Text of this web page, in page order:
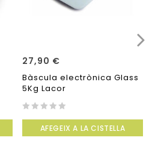
27,90 €
Bàscula electrònica Glass
5Kg Lacor
of
AFEGEIX A LA CISTELLA